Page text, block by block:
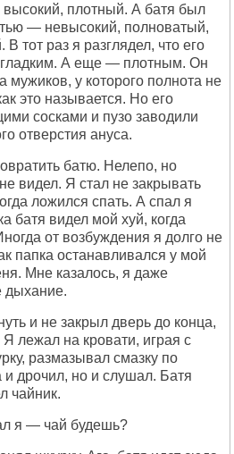
плотный. А батя был
— невысокий, полноватый,
тот раз я разглядел, что его
гладким. А еще — плотным. Он
мужиков, у которого полнота не
это называется. Но его
сосками и пузо заводили
отверстия ануса.
батю. Нелепо, но
видел. Я стал не закрывать
ложился спать. А спал я
батя видел мой хуй, когда
от возбуждения я долго не
папка останавливался у мой
Мне казалось, я даже
дыхание.
и не закрыл дверь до конца,
лежал на кровати, играя с
размазывал смазку по
и дрочил, но и слушал. Батя
чайник.
я — чай будешь?